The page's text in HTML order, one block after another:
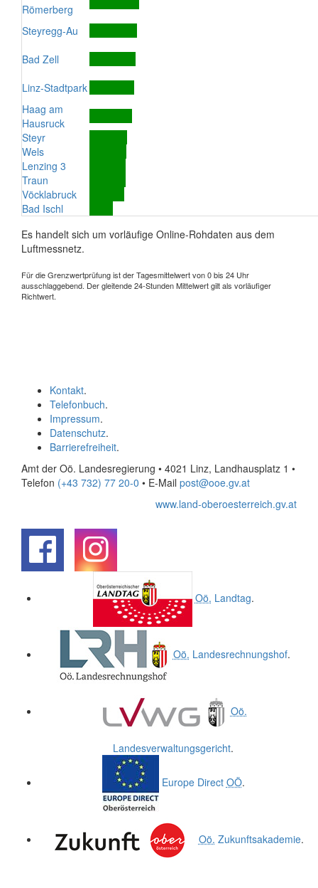
Römerberg
Steyregg-Au
Bad Zell
Linz-Stadtpark
Haag am
Hausruck
Steyr
Wels
Lenzing 3
Traun
Vöcklabruck
Bad Ischl
Es handelt sich um vorläufige Online-Rohdaten aus dem
Luftmessnetz.
Für die Grenzwertprüfung ist der Tagesmittelwert von 0 bis 24 Uhr
ausschlaggebend. Der gleitende 24-Stunden Mittelwert gilt als vorläufiger
Richtwert.
Kontakt.
Telefonbuch.
Impressum.
Datenschutz.
Barrierefreiheit.
Amt der Oö. Landesregierung • 4021 Linz, Landhausplatz 1 •
Telefon (+43 732) 77 20-0 • E-Mail post@ooe.gv.at
www.land-oberoesterreich.gv.at
Oö. Landtag.
Oö. Landesrechnungshof.
Oö.
Landesverwaltungsgericht.
Europe Direct OÖ.
Oö. Zukunftsakademie.